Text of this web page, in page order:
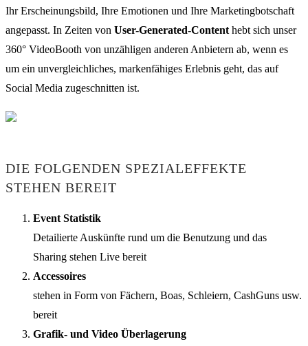
Ihr Erscheinungsbild, Ihre Emotionen und Ihre Marketingbotschaft
angepasst. In Zeiten von User-Generated-Content hebt sich unser
360° VideoBooth von unzähligen anderen Anbietern ab, wenn es
um ein unvergleichliches, markenfähiges Erlebnis geht, das auf
Social Media zugeschnitten ist.
DIE FOLGENDEN SPEZIALEFFEKTE
STEHEN BEREIT
Event Statistik
Detailierte Auskünfte rund um die Benutzung und das
Sharing stehen Live bereit
Accessoires
stehen in Form von Fächern, Boas, Schleiern, CashGuns usw.
bereit
Grafik- und Video Überlagerung